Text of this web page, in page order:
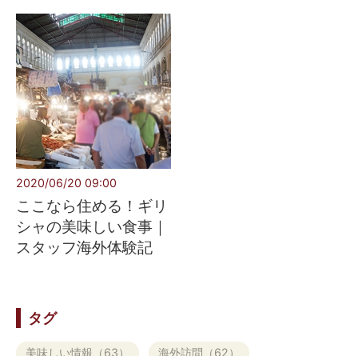
2020/06/20 09:00
ここなら住める！ギリ
シャの美味しい食事｜
スタッフ海外体験記
タグ
美味しい情報（63） 海外訪問（62）